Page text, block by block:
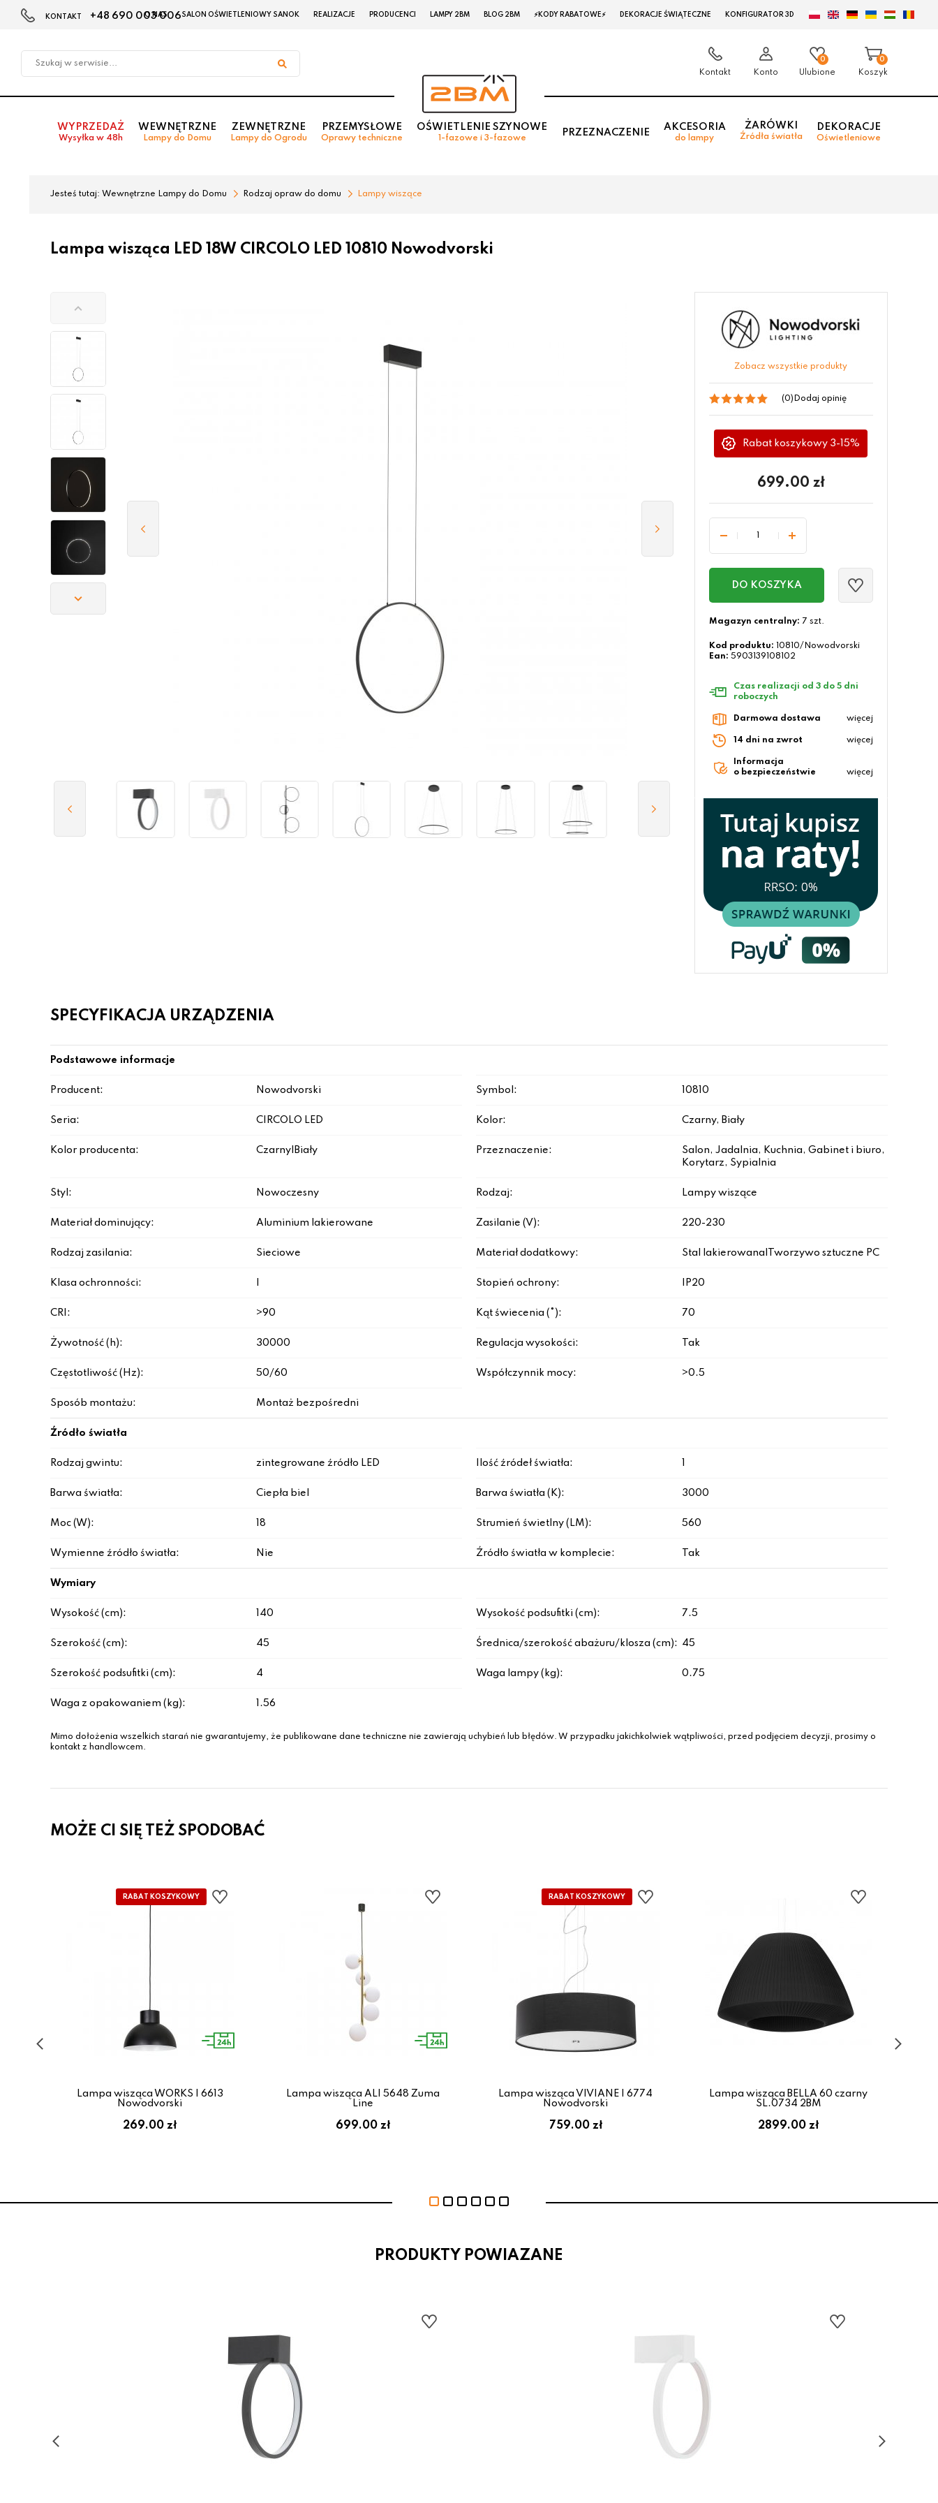
w
KONTAKT +48 690 003 006
O NAS SALON OŚWIETLENIOWY SANOK REALIZACJE PRODUCENCI LAMPY 2BM BLOG 2BM ⚡KODY RABATOWE⚡ DEKORACJE ŚWIĄTECZNE KONFIGURATOR 3D
Kontakt Konto
0
Ulubione
0
Koszyk
WYPRZEDAŻ
Wysyłka w 48h
WEWNĘTRZNE
Lampy do Domu
ZEWNĘTRZNE
Lampy do Ogrodu
PRZEMYSŁOWE
Oprawy techniczne
OŚWIETLENIE SZYNOWE
1-fazowe i 3-fazowe
PRZEZNACZENIE
AKCESORIA
do lampy
ŻARÓWKI
Źródła światła
DEKORACJE
Oświetleniowe
Jesteś tutaj: Wewnętrzne Lampy do Domu Rodzaj opraw do domu Lampy wiszące
Lampa wisząca LED 18W CIRCOLO LED 10810 Nowodvorski
Zobacz wszystkie produkty
(0) Dodaj opinię
Rabat koszykowy 3-15%
699.00 zł
DO KOSZYKA
Magazyn centralny: 7 szt.
Kod produktu:
10810/Nowodvorski
Ean: 5903139108102
Czas realizacji od 3 do 5 dni
roboczych
Darmowa dostawa więcej
14 dni na zwrot więcej
Informacja
o bezpieczeństwie
więcej
SPECYFIKACJA URZĄDZENIA
Podstawowe informacje
Producent: Nowodvorski Symbol: 10810
Seria: CIRCOLO LED Kolor: Czarny, Biały
Kolor producenta: Czarny|Biały Przeznaczenie:
Salon, Jadalnia, Kuchnia, Gabinet i biuro,
Korytarz, Sypialnia
Styl: Nowoczesny Rodzaj: Lampy wiszące
Materiał dominujący: Aluminium lakierowane Zasilanie (V): 220-230
Rodzaj zasilania: Sieciowe Materiał dodatkowy: Stal lakierowana|Tworzywo sztuczne PC
Klasa ochronności: Stopień ochrony: IP20
CRI: >90 Kąt świecenia (°): 70
Żywotność (h): 30000 Regulacja wysokości: Tak
Częstotliwość (Hz): 50/60 Współczynnik mocy: >0.5
Sposób montażu: Montaż bezpośredni
Źródło światła
Rodzaj gwintu: zintegrowane źródło LED Ilość źródeł światła:
Barwa światła: Ciepła biel Barwa światła (K): 3000
Moc (W): 18 Strumień świetlny (LM): 560
Wymienne źródło światła: Nie Źródło światła w komplecie: Tak
Wymiary
Wysokość (cm): 140 Wysokość podsufitki (cm): 7.5
Szerokość (cm): 45 Średnica/szerokość abażuru/klosza (cm): 45
Szerokość podsufitki (cm): 4 Waga lampy (kg): 0.75
Waga z opakowaniem (kg): 1.56
Mimo dołożenia wszelkich starań nie gwarantujemy, że publikowane dane techniczne nie zawierają uchybień lub błędów. W przypadku jakichkolwiek wątpliwości, przed podjęciem decyzji, prosimy o
kontakt z handlowcem.
MOŻE CI SIĘ TEŻ SPODOBAĆ
Lampa wisząca WORKS I 6613
Nowodvorski
269.00 zł
Lampa wisząca ALI 5648 Zuma
Line
699.00 zł
Lampa wisząca VIVIANE I 6774
Nowodvorski
759.00 zł
Lampa wisząca BELLA 60 czarny
SL.0734 2BM
2899.00 zł
PRODUKTY POWIAZANE